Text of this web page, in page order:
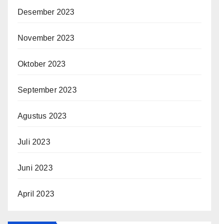
Desember 2023
November 2023
Oktober 2023
September 2023
Agustus 2023
Juli 2023
Juni 2023
April 2023